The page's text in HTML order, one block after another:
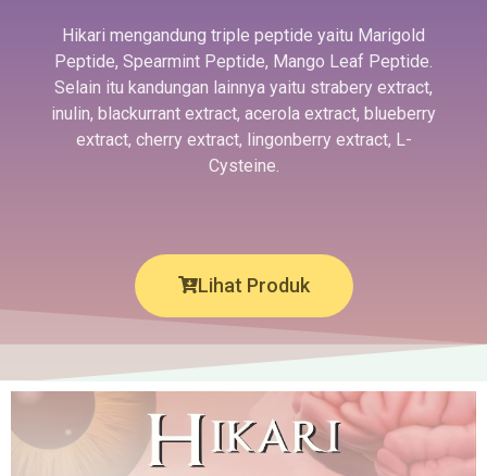
Hikari mengandung triple peptide yaitu Marigold
Peptide, Spearmint Peptide, Mango Leaf Peptide.
Selain itu kandungan lainnya yaitu strabery extract,
inulin, blackurrant extract, acerola extract, blueberry
extract, cherry extract, lingonberry extract, L-
Cysteine.
Lihat Produk